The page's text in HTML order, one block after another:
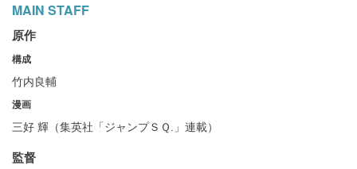
MAIN STAFF
原作
構成
竹内良輔
漫画
三好 輝（集英社「ジャンプＳＱ.」連載）
監督